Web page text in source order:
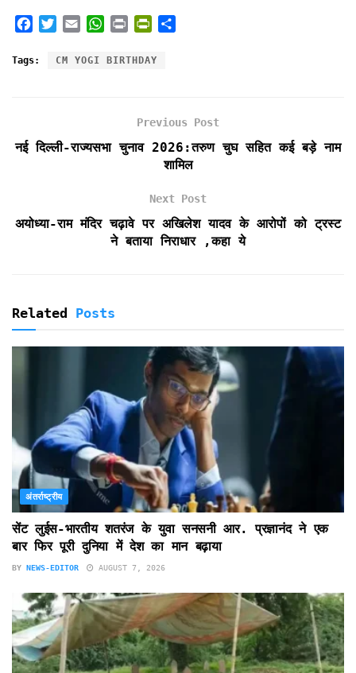
c
k
i
a
a
p
i
i
r
i
d
y
Tags: CM YOGI BIRTHDAY
Previous Post
नई दिल्ली-राज्यसभा चुनाव 2026:तरुण चुघ सहित कई बड़े नाम
शामिल
Next Post
अयोध्या-राम मंदिर चढ़ावे पर अखिलेश यादव के आरोपों को ट्रस्ट
ने बताया निराधार ,कहा ये
Related Posts
अंतर्राष्ट्रीय
सेंट लुईस-भारतीय शतरंज के युवा सनसनी आर. प्रज्ञानंद ने एक
बार फिर पूरी दुनिया में देश का मान बढ़ाया
BY NEWS-EDITOR AUGUST 7, 2026